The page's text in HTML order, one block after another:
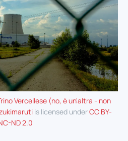
Vercellese (no, è un'altra - non
is licensed underCC BY-
ND 2.0